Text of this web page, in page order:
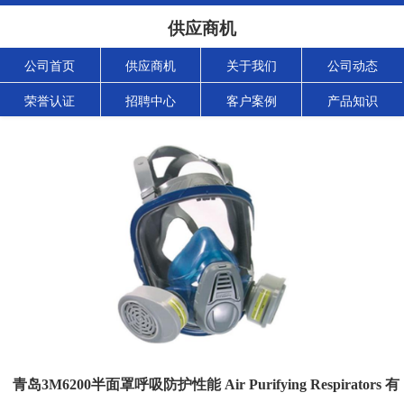
供应商机
公司首页 供应商机 关于我们 公司动态
荣誉认证 招聘中心 客户案例 产品知识
青岛3M6200半面罩呼吸防护性能 Air Purifying Respirators 有